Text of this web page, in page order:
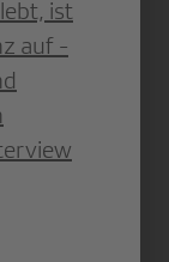
ist
auf